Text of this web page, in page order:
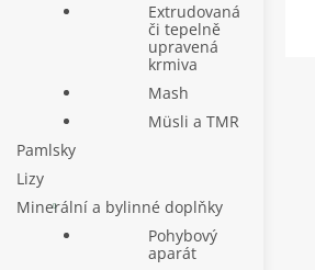
Extrudovaná
či tepelně
upravená
krmiva
Mash
Müsli a TMR
Pamlsky
Lizy
Minerální a bylinné doplňky
Pohybový
aparát